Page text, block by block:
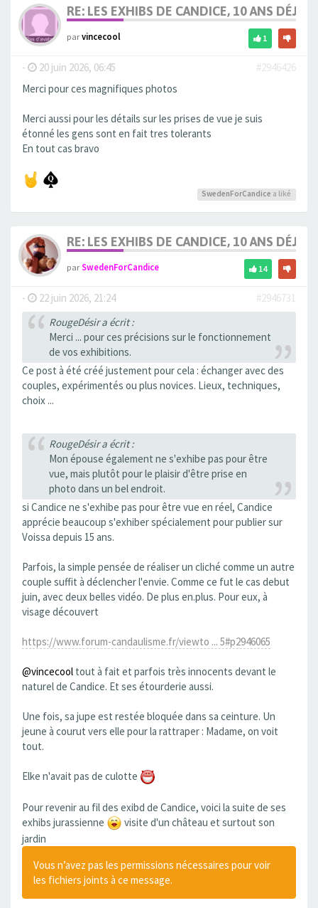
RE: LES EXHIBS DE CANDICE, 10 ANS DÉJÀ,
parvincecool 1
- 20 juin 2026, 06:45
#2946426
Merci pour ces magnifiques photos
Merci aussi pour les détails sur les prises de vue je suis
étonné les gens sont en fait tres tolerants
En tout cas bravo
SwedenForCandice a liké
RE: LES EXHIBS DE CANDICE, 10 ANS DÉJÀ,
parSwedenForCandice 14
- 22 juin 2026, 21:24
#2946731
RougeDésir a écrit :
Merci ... pour ces précisions sur le fonctionnement
de vos exhibitions.
Ce post à été créé justement pour cela : échanger avec des
couples, expérimentés ou plus novices. Lieux, techniques,
choix ...
RougeDésir a écrit :
Mon épouse également ne s'exhibe pas pour être
vue, mais plutôt pour le plaisir d'être prise en
photo dans un bel endroit.
si Candice ne s'exhibe pas pour être vue en réel, Candice
apprécie beaucoup s'exhiber spécialement pour publier sur
Voissa depuis 15 ans.
Parfois, la simple pensée de réaliser un cliché comme un autre
couple suffit à déclencher l'envie. Comme ce fut le cas debut
juin, avec deux belles vidéo. De plus en.plus. Pour eux, à
visage découvert
https://www.forum-candaulisme.fr/viewto ... 5#p2946065
@vincecool tout à fait et parfois très innocents devant le
naturel de Candice. Et ses étourderie aussi.
Une fois, sa jupe est restée bloquée dans sa ceinture. Un
jeune à courut vers elle pour la rattraper : Madame, on voit
tout.
Elke n'avait pas de culotte
Pour revenir au fil des exibd de Candice, voici la suite de ses
exhibs jurassienne
visite d'un château et surtout son
jardin
Vous n’avez pas les permissions nécessaires pour voir
les fichiers joints à ce message.